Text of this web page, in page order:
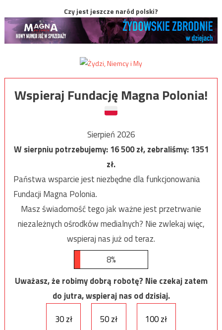
Czy jest jeszcze naród polski?
Wspieraj Fundację Magna Polonia!
Sierpień 2026
W sierpniu potrzebujemy:16 500zł, zebraliśmy:1351
zł.
Państwa wsparcie jest niezbędne dla funkcjonowania
Fundacji Magna Polonia.
Masz świadomość tego jak ważne jest przetrwanie
niezależnych ośrodków medialnych? Nie zwlekaj więc,
wspieraj nas już od teraz.
8%
Uważasz, że robimy dobrą robotę? Nie czekaj zatem
do jutra, wspieraj nas od dzisiaj.
30 zł
50 zł 100 zł